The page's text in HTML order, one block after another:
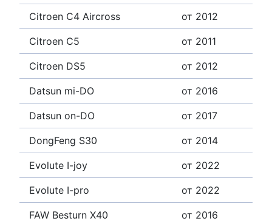
Citroen C4 Aircross от 2012
Citroen C5 от 2011
Citroen DS5 от 2012
Datsun mi-DO от 2016
Datsun on-DO от 2017
DongFeng S30 от 2014
Evolute I-joy от 2022
Evolute I-pro от 2022
FAW Besturn X40 от 2016